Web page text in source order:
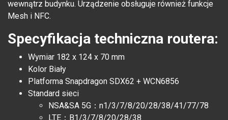
wewnątrz budynku. Urządzenie obsługuje również funkcje
Mesh i NFC.
Specyfikacja techniczna routera:
Wymiar 182 x 124 x 70 mm
Kolor Biały
Platforma Snapdragon SDX62 + WCN6856
Standard sieci
NSA&SA 5G：n1/3/7/8/20/28/38/41/77/78
LTE：B1/3/7/8/20/28/38